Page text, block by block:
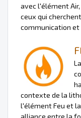
avec l'élément
ceux qui
communication et
La
contexte de la
l'élément Feu et la
alliance entre la